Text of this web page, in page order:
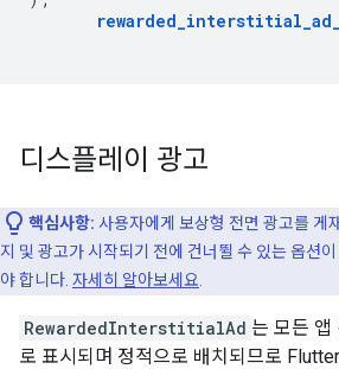
디스플레이 광고
핵심사항: 사용자에게 보상형 전면 광고를 게
지 및 광고가 시작되기 전에 건너뛸 수 있는 옵션
야 합니다. 자세히 알아보세요
RewardedInterstitialAd 는 모든 앱
로 표시되며 정적으로 배치되므로